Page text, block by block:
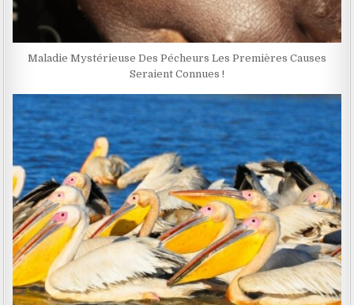
Maladie Mystérieuse Des Pécheurs Les Premières Causes
Seraient Connues !